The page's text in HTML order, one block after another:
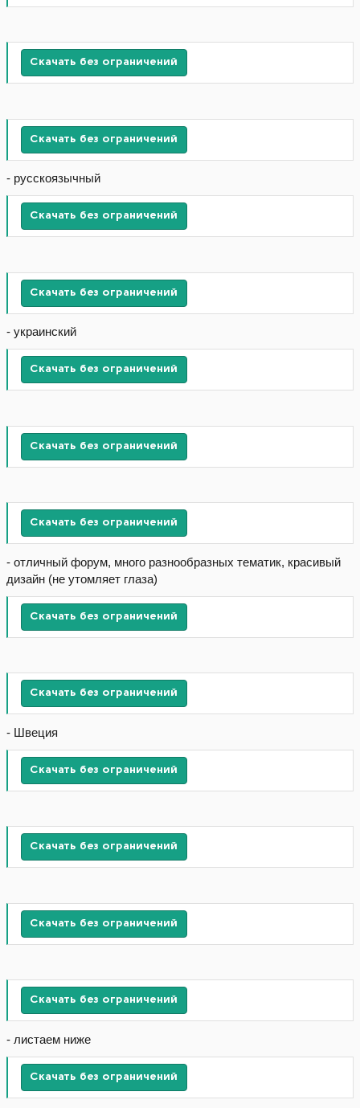
Скачать без ограничений
Скачать без ограничений
- русскоязычный
Скачать без ограничений
Скачать без ограничений
- украинский
Скачать без ограничений
Скачать без ограничений
Скачать без ограничений
- отличный форум, много разнообразных тематик, красивый
дизайн (не утомляет глаза)
Скачать без ограничений
Скачать без ограничений
- Швеция
Скачать без ограничений
Скачать без ограничений
Скачать без ограничений
Скачать без ограничений
- листаем ниже
Скачать без ограничений